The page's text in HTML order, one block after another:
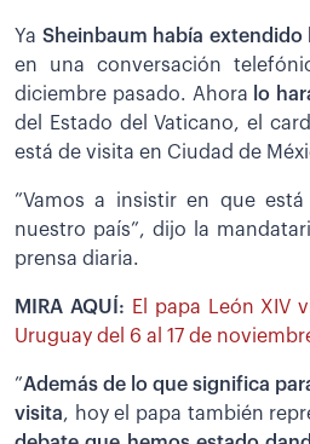
Ya Sheinbaum había extendido
en una conversación
diciembre pasado. Ahora lo
del Estado del Vaticano, el
está de visita en Ciudad de
”Vamos a insistir en que
nuestro país”, dijo la
prensa diaria.
MIRA AQUÍ: El papa León XIV
Uruguay del 6 al 17 de
”Además de lo que significa
visita, hoy el papa también